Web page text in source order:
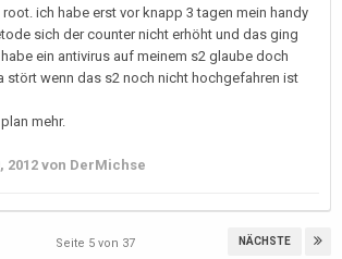
ich habe erst vor knapp 3 tagen mein handy
sich der counter nicht erhöht und das ging
ein antivirus auf meinem s2 glaube doch
stört wenn das s2 noch nicht hochgefahren ist
mehr.
2012 von DerMichse
NÄCHSTE
Seite 5 von 37